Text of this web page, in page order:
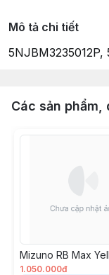
Mô tả chi tiết
5NJBM3235012P,
Các sản
Mizuno RB Max
1.050.000đ